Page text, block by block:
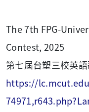
The 7th FPG-
Contest, 2025
第七屆台塑三校英
https://